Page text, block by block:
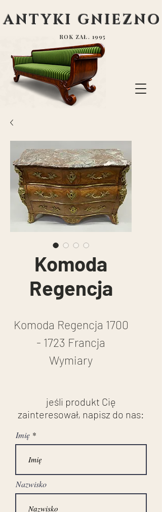
ANTYKI GNIEZNO
ROK ZAŁ. 1995
Komoda
Regencja
Komoda Regencja 1700
- 1723 Francja
Wymiary
143 cm szerokość
70 cm głębokość
Komoda fornierowana
palisandrem .Przód i
boki gięte z trzema
szufladami .
jeśli produkt Cię
zainteresował, napisz do nas:
Imię
Nazwisko